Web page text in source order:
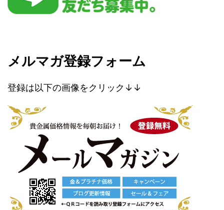
メルマガ登録フォーム
登録は以下の画像をクリック↓↓